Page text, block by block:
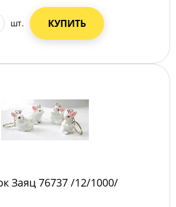
шт. КУПИТЬ
Заяц 76737 /12/1000/